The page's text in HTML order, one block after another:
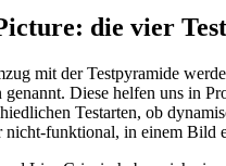
die vier
mit der Testpyramide
genannt. Diese helfen uns in
Testarten, ob
nicht-funktional, in einem Bild